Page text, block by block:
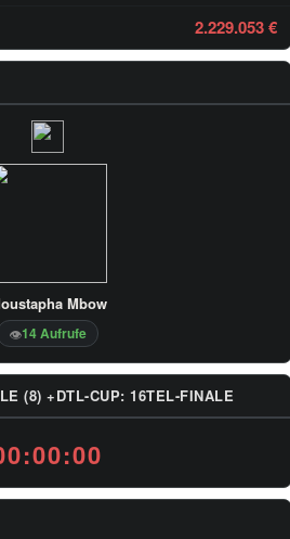
2.229.053 €
Mbow
👁14 Aufrufe
(8) +DTL-CUP: 16TEL-FINALE